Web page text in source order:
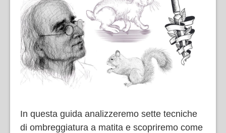
In questa guida analizzeremo sette tecniche
di ombreggiatura a matita e scopriremo come